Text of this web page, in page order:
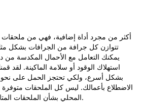
يمكنك التعامل مع الأحمال المكدسة من
استهلاك الوقود أو سلامة الماكينة. لقد
بشكل أسرع، ولكي تحتجز الحمل على
الاضطلاع بأعمالك. ليس كل الملحقات
وكيل Cat المحلي بشأن الملحقات المتاحة في منطقتك.